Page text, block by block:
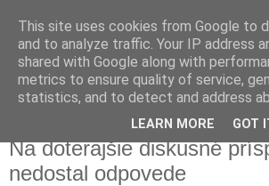
Milan Depeš
obyvateľ Rače
Na doterajšie diskusné
nedostal odpovede
This site uses cookies from Google to
and to analyze traffic. Your IP address
shared with Google along with
metrics to ensure quality of service,
statistics, and to detect and address
LEARN MORE GOT